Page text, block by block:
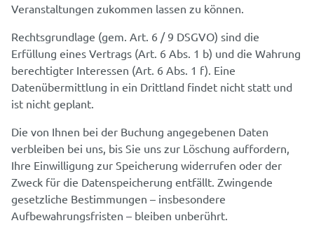
Veranstaltungen zukommen lassen zu können.
Rechtsgrundlage (gem. Art. 6 / 9 DSGVO) sind die
Erfüllung eines Vertrags (Art. 6 Abs. 1 b) und die Wahrung
berechtigter Interessen (Art. 6 Abs. 1 f). Eine
Datenübermittlung in ein Drittland findet nicht statt und
ist nicht geplant.
Die von Ihnen bei der Buchung angegebenen Daten
verbleiben bei uns, bis Sie uns zur Löschung auffordern,
Ihre Einwilligung zur Speicherung widerrufen oder der
Zweck für die Datenspeicherung entfällt. Zwingende
gesetzliche Bestimmungen – insbesondere
Aufbewahrungsfristen – bleiben unberührt.